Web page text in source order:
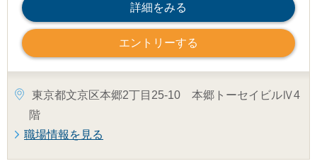
詳細をみる
エントリーする
東京都文京区本郷2丁目25-10 本郷トーセイビルⅣ4
階
職場情報を見る